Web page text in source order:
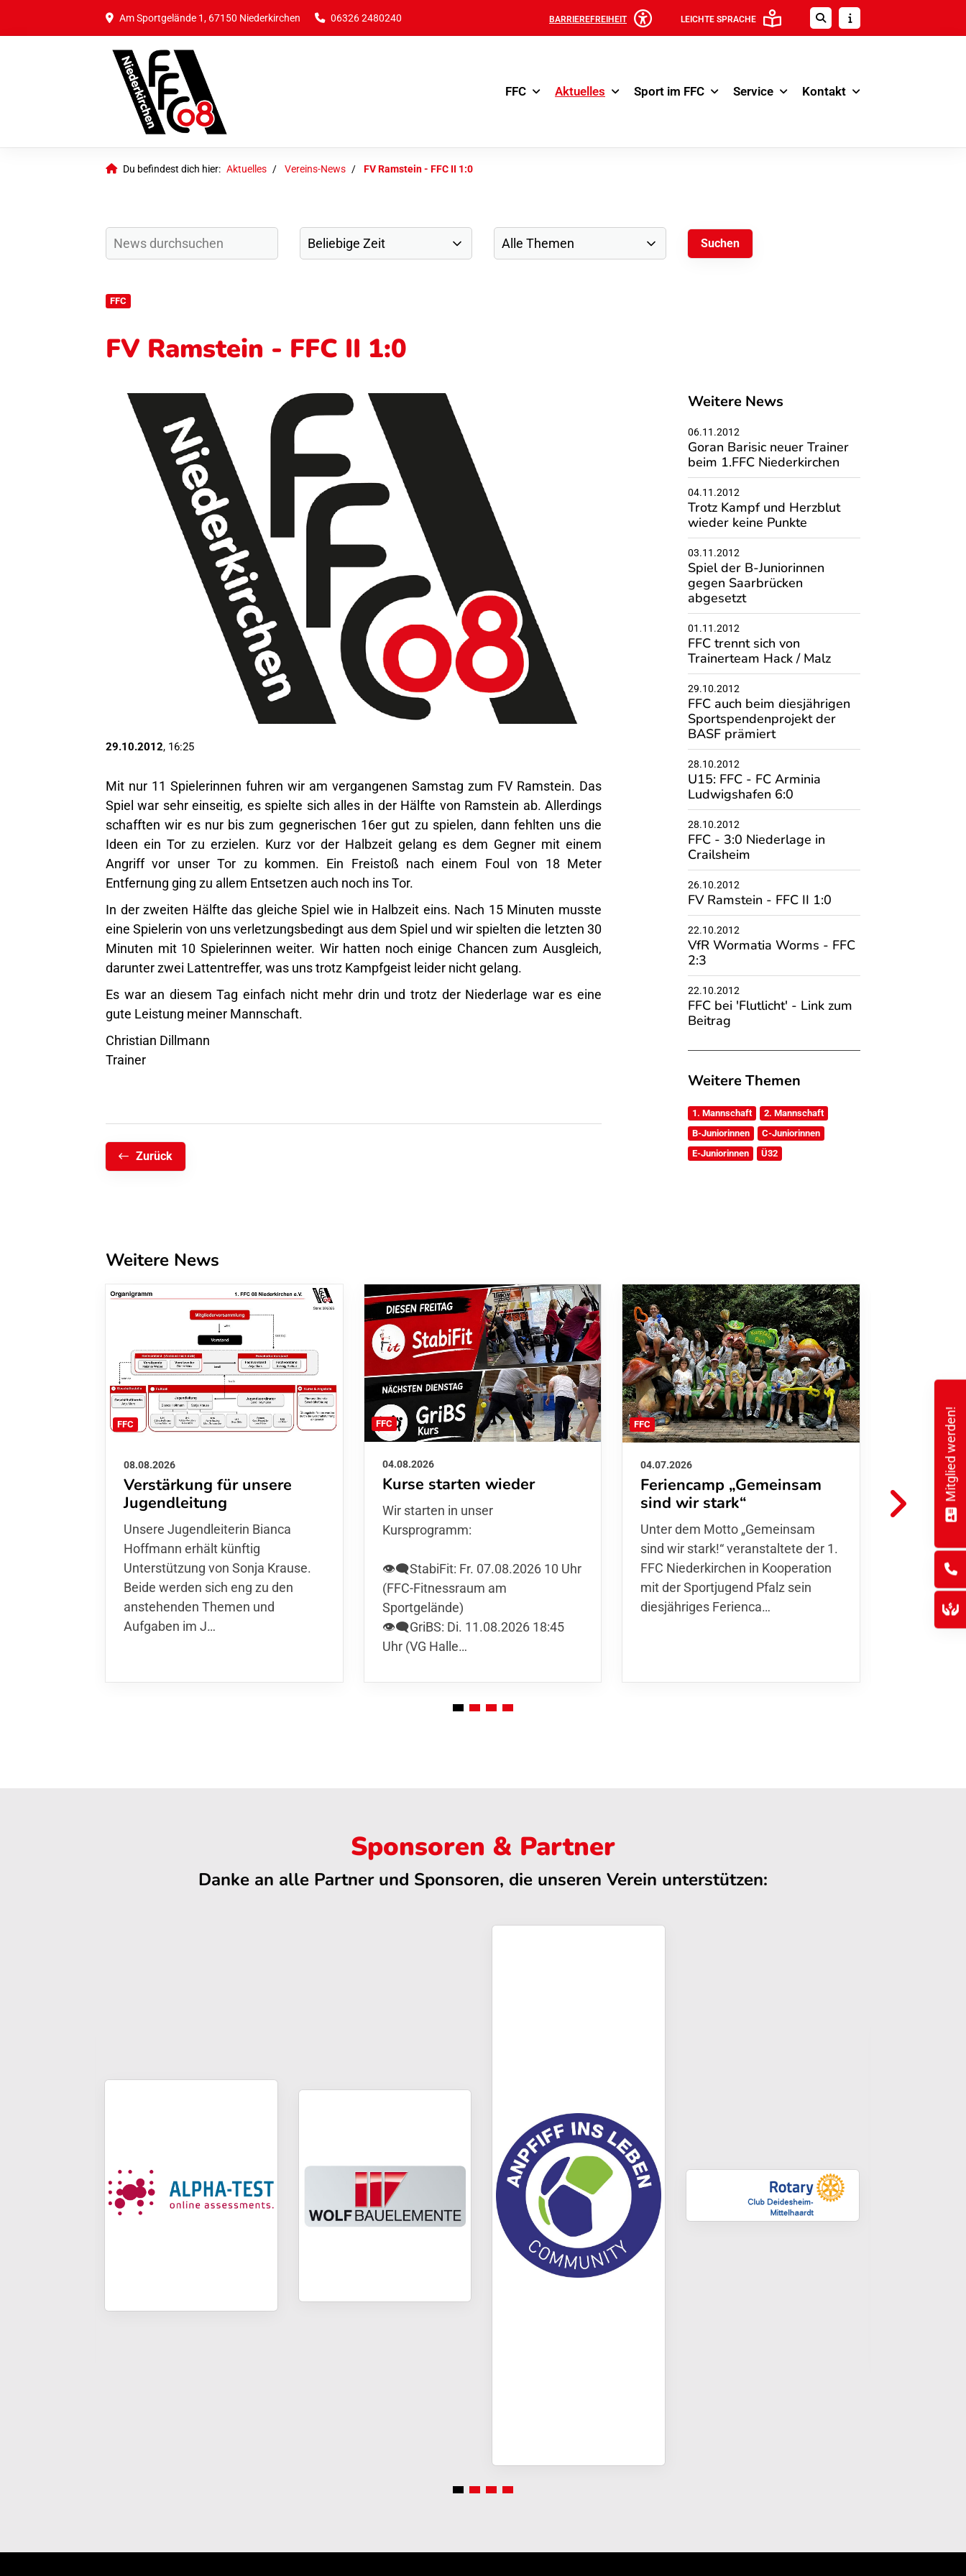
Am Sportgelände 1, 67150 Niederkirchen 06326 2480240 BARRIEREFREIHEIT LEICHTE SPRACHE
FFC Aktuelles Sport im FFC Service Kontakt
Du befindest dich hier: Aktuelles Vereins-News FV Ramstein - FFC II 1:0
FFC
FV Ramstein - FFC II 1:0
29.10.2012, 16:25
Mit nur 11 Spielerinnen fuhren wir am vergangenen Samstag zum FV Ramstein. Das
Spiel war sehr einseitig, es spielte sich alles in der Hälfte von Ramstein ab. Allerdings
schafften wir es nur bis zum gegnerischen 16er gut zu spielen, dann fehlten uns die
Ideen ein Tor zu erzielen. Kurz vor der Halbzeit gelang es dem Gegner mit einem
Angriff vor unser Tor zu kommen. Ein Freistoß nach einem Foul von 18 Meter
Entfernung ging zu allem Entsetzen auch noch ins Tor.
In der zweiten Hälfte das gleiche Spiel wie in Halbzeit eins. Nach 15 Minuten musste
eine Spielerin von uns verletzungsbedingt aus dem Spiel und wir spielten die letzten 30
Minuten mit 10 Spielerinnen weiter. Wir hatten noch einige Chancen zum Ausgleich,
darunter zwei Lattentreffer, was uns trotz Kampfgeist leider nicht gelang.
Es war an diesem Tag einfach nicht mehr drin und trotz der Niederlage war es eine
gute Leistung meiner Mannschaft.
Christian Dillmann
Trainer
Zurück
Weitere News
06.11.2012
Goran Barisic neuer Trainer
beim 1.FFC Niederkirchen
04.11.2012
Trotz Kampf und Herzblut
wieder keine Punkte
03.11.2012
Spiel der B-Juniorinnen
gegen Saarbrücken
abgesetzt
01.11.2012
FFC trennt sich von
Trainerteam Hack / Malz
29.10.2012
FFC auch beim diesjährigen
Sportspendenprojekt der
BASF prämiert
28.10.2012
U15: FFC - FC Arminia
Ludwigshafen 6:0
28.10.2012
FFC - 3:0 Niederlage in
Crailsheim
26.10.2012
FV Ramstein - FFC II 1:0
22.10.2012
VfR Wormatia Worms - FFC
2:3
22.10.2012
FFC bei 'Flutlicht' - Link zum
Beitrag
Weitere Themen
1. Mannschaft
2. Mannschaft
B-Juniorinnen
C-Juniorinnen
E-Juniorinnen
Ü32
Weitere News
FFC
08.08.2026
Verstärkung für unsere
Jugendleitung
Unsere Jugendleiterin Bianca
Hoffmann erhält künftig
Unterstützung von Sonja Krause.
Beide werden sich eng zu den
anstehenden Themen und
Aufgaben im J…
FFC
04.08.2026
Kurse starten wieder
Wir starten in unser
Kursprogramm:
👁️‍🗨️StabiFit: Fr. 07.08.2026 10 Uhr
(FFC-Fitnessraum am
Sportgelände)
👁️‍🗨️GriBS: Di. 11.08.2026 18:45
Uhr (VG Halle…
FFC
04.07.2026
Feriencamp „Gemeinsam
sind wir stark“
Unter dem Motto „Gemeinsam sind
wir stark!“ veranstaltete der 1. FFC
Niederkirchen in Kooperation mit
der Sportjugend Pfalz sein
diesjähriges Ferienca…
26.06.2026
unserer
,…
Sponsoren & Partner
Danke an alle Partner und Sponsoren, die unseren Verein unterstützen:
Mitglied werden!